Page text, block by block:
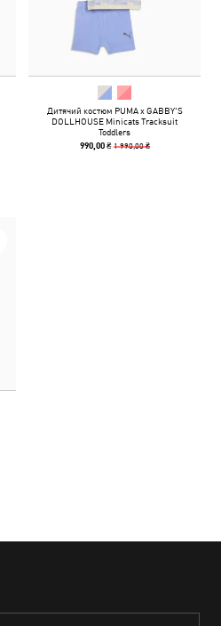
Дитячий костюм PUMA x GABBY'S
DOLLHOUSE Minicats Tracksuit
Toddlers
990,00 ₴ 1 990,00 ₴